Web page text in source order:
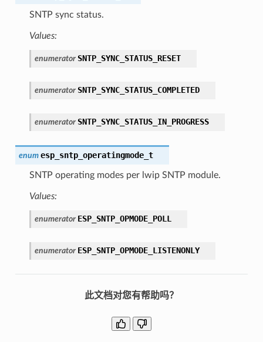
SNTP sync status.
Values:
enumerator SNTP_SYNC_STATUS_RESET
enumerator SNTP_SYNC_STATUS_COMPLETED
enumerator SNTP_SYNC_STATUS_IN_PROGRESS
enum esp_sntp_operatingmode_t
SNTP operating modes per lwip SNTP module.
Values:
enumerator ESP_SNTP_OPMODE_POLL
enumerator ESP_SNTP_OPMODE_LISTENONLY
此文档对您有帮助吗？